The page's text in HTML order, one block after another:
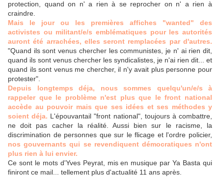
protection, quand on n' a rien à se reprocher on n' a rien à
craindre.
Mais le jour ou les premières affiches "wanted" des
activistes ou militant/e/s emblématiques pour les autorités
auront été arrachées, elles seront remplacées par d'autres.
"Quand ils sont venus chercher les communistes, je n' ai rien dit,
quand ils sont venus chercher les syndicalistes, je n'ai rien dit... et
quand ils sont venus me chercher, il n'y avait plus personne pour
protester".
Depuis longtemps déja, nous sommes quelqu'un/e/s à
rappeler que le problème n'est plus que le front national
accède au pouvoir mais que ses idées et ses méthodes y
soient déja. L'épouvantail "front national", toujours à combattre,
ne doit pas cacher la réalité. Aussi bien sur le racisme, la
discrimination de personnes que sur le flicage et l'ordre policier,
nos gouvernants qui se revendiquent démocratiques n'ont
plus rien à lui envier.
Ce sont le mots d'Yves Peyrat, mis en musique par Ya Basta qui
finiront ce mail... tellement plus d'actualité 11 ans après.